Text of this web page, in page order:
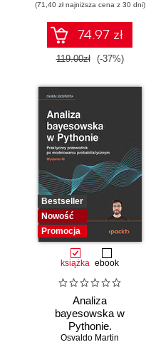
technologie
(71,40 zł najniższa cena z 30 dni)
74.97 zł
119.00zł (-37%)
Bestseller
Nowość
Promocja
książka ebook
Analiza
bayesowska w
Pythonie.
Praktyczny
Osvaldo Martin